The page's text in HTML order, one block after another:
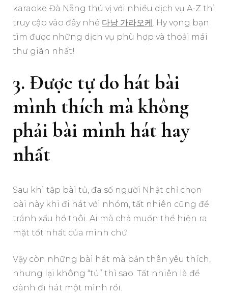
karaoke Đà Nẵng thú vị với nhiều dịch vụ A-Z thì
truy cập vào đây nhé 다낭 가라오케 . Hy vọng bạn
tìm được những dịch vụ phù hợp và thoải mái
thư giãn nhất!
3. Được tự do hát bài
mình thích mà không
phải bài mình hát hay
nhất
Sau khi tập bài tủ, đa số người Nhật chỉ chọn
bài này khi đi hát với nhóm, tất nhiên cũng để
tránh xấu hổ thôi. Ai mà chả muốn thể hiện ra
mặt tốt nhất của mình chứ.
Vậy còn những bài hát mà bản thân yêu thích,
nhưng lại không “tủ” thì sao. Tất nhiên là để
dành đi hát một mình rồi.